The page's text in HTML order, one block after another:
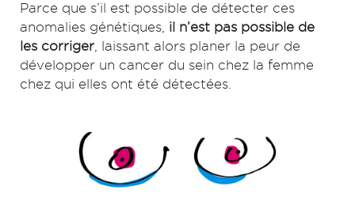
Parce que s’il est possible de détecter ces
anomalies génétiques, il n’est pas possible de
les corriger , laissant alors planer la peur de
développer un cancer du sein chez la femme
chez qui elles ont été détectées.